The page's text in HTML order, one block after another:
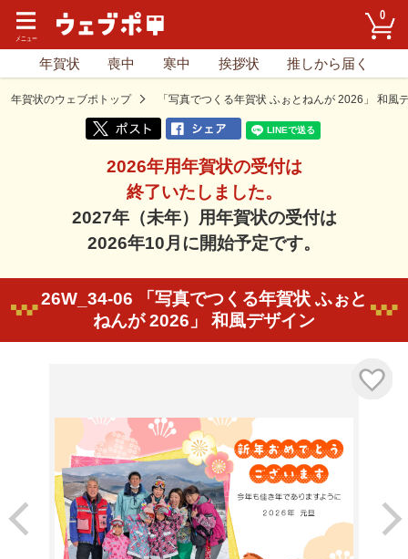
0
年賀状 喪中 寒中 挨拶状 推しから届く
年賀状のウェブポトップ 「写真でつくる年賀状 ふぉとねんが 2026」 和風
2026年用年賀状の受付は
終了いたしました。
2027年（未年）用年賀状の受付は
2026年10月に開始予定です。
26W_34-06 「写真でつくる年賀状 ふぉと
ねんが 2026」 和風デザイン